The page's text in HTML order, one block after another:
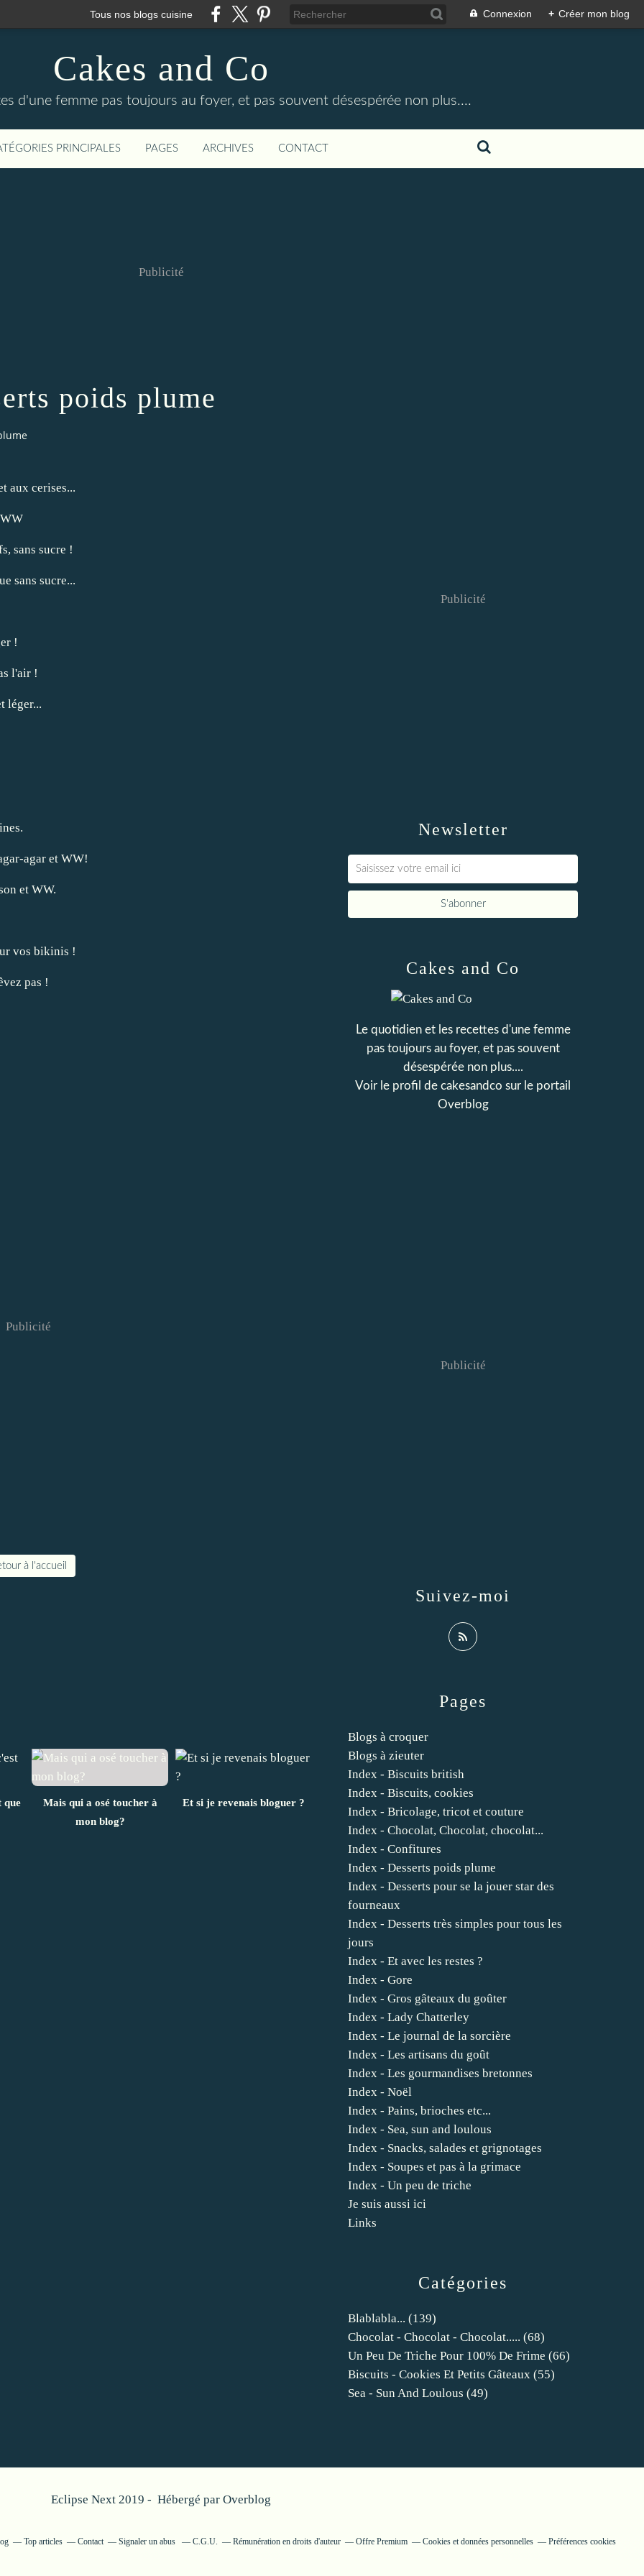
Tous nos blogs cuisine Connexion + Créer mon blog
Cakes and Co
d'une femme pas toujours au foyer, et pas souvent désespérée non plus....
PRINCIPALES PAGES ARCHIVES CONTACT
Publicité
poids plume
aux cerises...
sans sucre !
sans sucre...
!
l'air !
léger...
agar et WW!
et WW.
vos bikinis !
pas !
Publicité
à l'accueil
que
Mais qui a osé toucher à
mon blog?
Et si je revenais bloguer ?
Newsletter
Publicité
Catégories
Blablabla... (139)
Chocolat - Chocolat - Chocolat..... (68)
Un Peu De Triche Pour 100% De Frime (66)
Biscuits - Cookies Et Petits Gâteaux (55)
Sea - Sun And Loulous (49)
Pages
Blogs à croquer
Blogs à zieuter
Index - Biscuits british
Index - Biscuits, cookies
Index - Bricolage, tricot et couture
Index - Chocolat, Chocolat, chocolat...
Index - Confitures
Index - Desserts poids plume
Index - Desserts pour se la jouer star des
fourneaux
Index - Desserts très simples pour tous les
jours
Index - Et avec les restes ?
Index - Gore
Index - Gros gâteaux du goûter
Index - Lady Chatterley
Index - Le journal de la sorcière
Index - Les artisans du goût
Index - Les gourmandises bretonnes
Index - Noël
Index - Pains, brioches etc...
Index - Sea, sun and loulous
Index - Snacks, salades et grignotages
Index - Soupes et pas à la grimace
Index - Un peu de triche
Je suis aussi ici
Links
Cakes and Co
Le quotidien et les recettes d'une femme
pas toujours au foyer, et pas souvent
désespérée non plus....
Voir le profil de cakesandco sur le portail
Overblog
Suivez-moi
Publicité
Eclipse Next 2019 - Hébergé par Overblog
Top articles Contact Signaler un abus C.G.U. Rémunération en droits d'auteur Offre Premium Cookies et données personnelles Préférences cookies